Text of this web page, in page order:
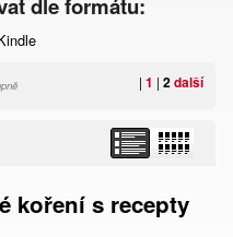
dle formátu:
| 1 | 2další
koření s recepty